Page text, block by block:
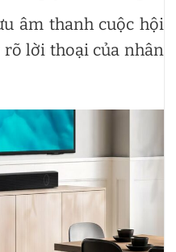
âm thanh cuộc hội
lời thoại của nhân